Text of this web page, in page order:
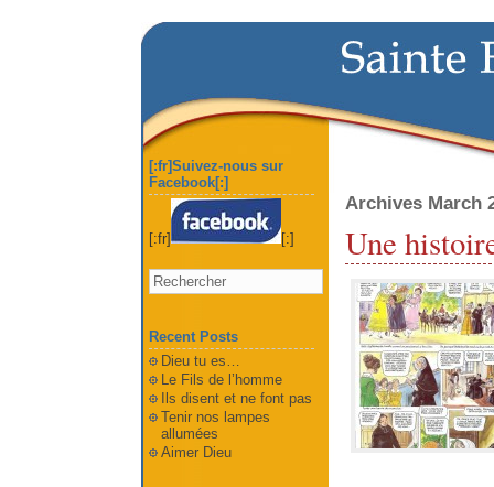
Archives March
Une
[:fr]Suivez-nous sur
Facebook[:]
[:fr] [:]
Recent Posts
Dieu tu es…
Le Fils de l’homme
Ils disent et ne font pas
Tenir nos lampes
allumées
Aimer Dieu